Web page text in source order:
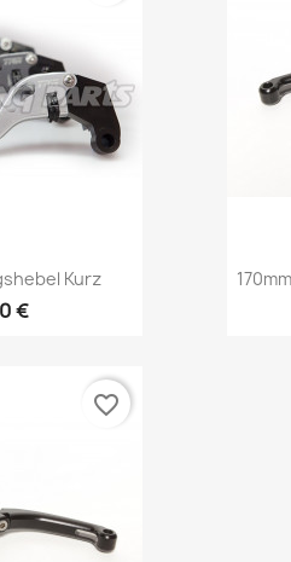
Kurz
€
favorite_border